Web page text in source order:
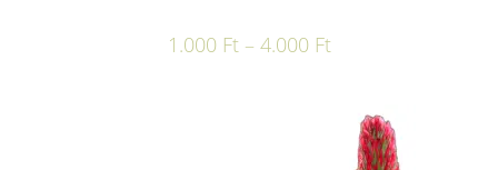
1.000 Ft – 4.000 Ft